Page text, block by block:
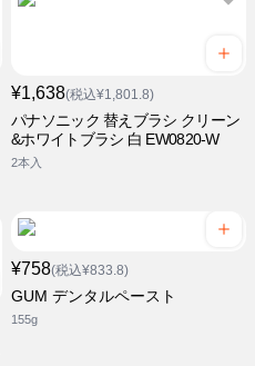
¥1,638(税込¥1,801.8)
パナソニック 替えブラシ クリーン
&ホワイトブラシ 白 EW0820-W
2本入
¥758(税込¥833.8)
GUM デンタルペースト
155g